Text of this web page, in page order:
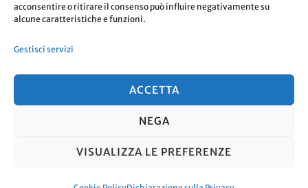
acconsentire o ritirare il consenso può influire negativamente su
alcune caratteristiche e funzioni.
Gestisci servizi
ACCETTA
NEGA
VISUALIZZA LE PREFERENZE
Aggiornato Il 3 Novembre 2019 Leggi
riservati.Travel Nomad | Sviluppato da
Blossom Themes . Powered by WordPress